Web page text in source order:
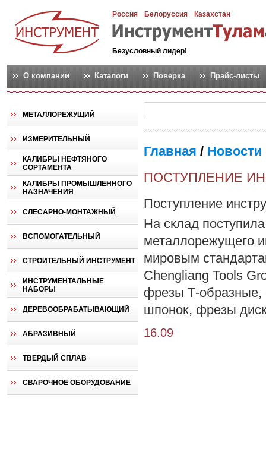
Россия Белоруссия Казахстан
Безусловный лидер!
О компании Каталоги Поверка Прайс-листы
МЕТАЛЛОРЕЖУЩИЙ
ИЗМЕРИТЕЛЬНЫЙ
КАЛИБРЫ НЕФТЯНОГО
СОРТАМЕНТА
КАЛИБРЫ ПРОМЫШЛЕННОГО
НАЗНАЧЕНИЯ
СЛЕСАРНО-МОНТАЖНЫЙ
ВСПОМОГАТЕЛЬНЫЙ
СТРОИТЕЛЬНЫЙ ИНСТРУМЕНТ
ИНСТРУМЕНТАЛЬНЫЕ
НАБОРЫ
ДЕРЕВООБРАБАТЫВАЮЩИЙ
АБРАЗИВНЫЙ
ТВЕРДЫЙ СПЛАВ
СВАРОЧНОЕ ОБОРУДОВАНИЕ
Главная / Новости
ПОСТУПЛЕНИЕ
Поступление
На склад
металлорежущего
мировым
Chengliang Tools
фрезы Т-образные,
шпонок, фрезы
16.09